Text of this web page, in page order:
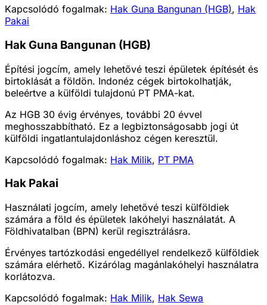
Kapcsolódó fogalmak: Hak Guna Bangunan (HGB), Hak
Pakai
Hak Guna Bangunan (HGB)
Építési jogcím, amely lehetővé teszi épületek építését és
birtoklását a földön. Indonéz cégek birtokolhatják,
beleértve a külföldi tulajdonú PT PMA-kat.
Az HGB 30 évig érvényes, további 20 évvel
meghosszabbítható. Ez a legbiztonságosabb jogi út
külföldi ingatlantulajdonláshoz cégen keresztül.
Kapcsolódó fogalmak: Hak Milik, PT PMA
Hak Pakai
Használati jogcím, amely lehetővé teszi külföldiek
számára a föld és épületek lakóhelyi használatát. A
Földhivatalban (BPN) kerül regisztrálásra.
Érvényes tartózkodási engedéllyel rendelkező külföldiek
számára elérhető. Kizárólag magánlakóhelyi használatra
korlátozva.
Kapcsolódó fogalmak: Hak Milik, Hak Sewa